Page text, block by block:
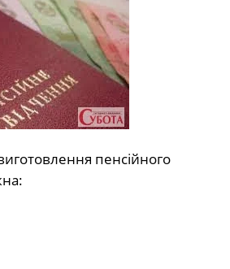
пенсійного